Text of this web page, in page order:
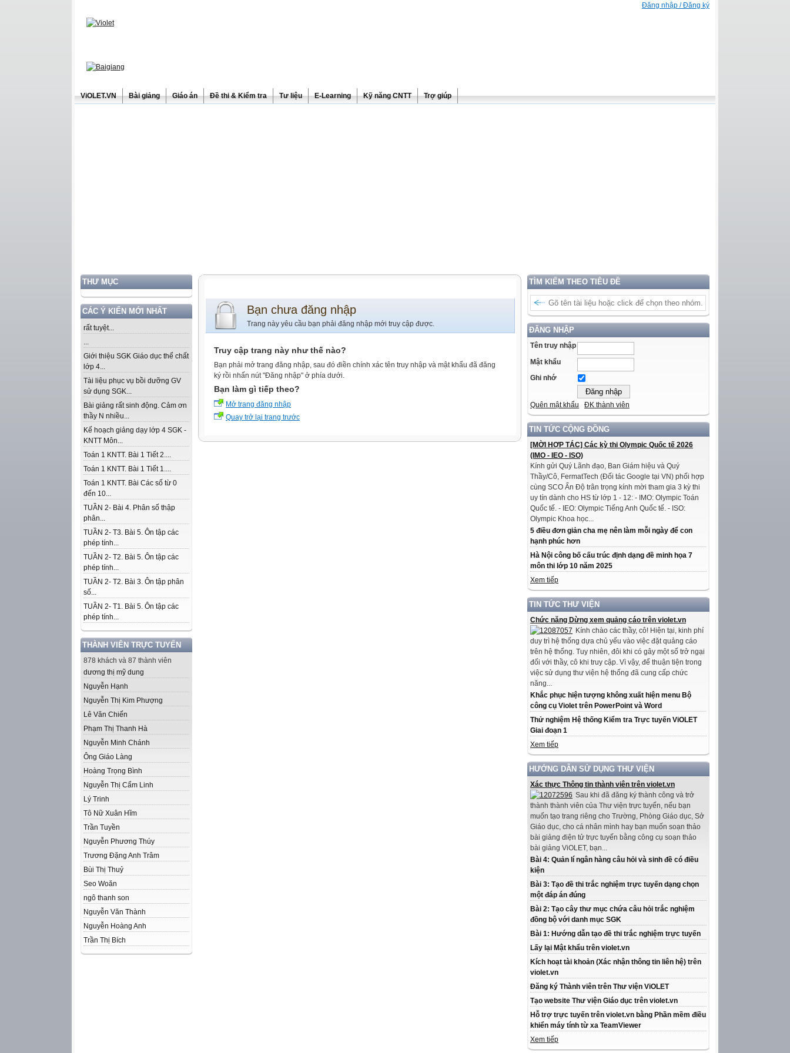
Đăng nhập / Đăng ký
ViOLET.VN Bài giảng Giáo án Đề thi & Kiểm tra Tư liệu E-Learning Kỹ năng CNTT Trợ giúp
THƯ MỤC
CÁC Ý KIẾN MỚI NHẤT
rất tuyệt...
...
Giới thiệu SGK Giáo dục thể chất
lớp 4...
Tài liệu phục vụ bồi dưỡng GV
sử dụng SGK...
Bài giảng rất sinh động. Cảm ơn
thầy N nhiều...
Kế hoạch giảng dạy lớp 4 SGK -
KNTT Môn...
Toán 1 KNTT. Bài 1 Tiết 2....
Toán 1 KNTT. Bài 1 Tiết 1....
Toán 1 KNTT. Bài Các số từ 0
đến 10...
TUẦN 2- Bài 4. Phân số thập
phân...
TUẦN 2- T3. Bài 5. Ôn tập các
phép tính...
TUẦN 2- T2. Bài 5. Ôn tập các
phép tính...
TUẦN 2- T2. Bài 3. Ôn tập phân
số...
TUẦN 2- T1. Bài 5. Ôn tập các
phép tính...
THÀNH VIÊN TRỰC TUYẾN
878 khách và 87 thành viên
dương thị mỹ dung
Nguyễn Hạnh
Nguyễn Thị Kim Phượng
Lê Văn Chiến
Phạm Thị Thanh Hà
Nguyễn Minh Chánh
Ông Giáo Làng
Hoàng Trọng Bình
Nguyễn Thị Cẩm Linh
Lý Trinh
Tô Nữ Xuân Hĩm
Trần Tuyền
Nguyễn Phương Thúy
Trương Đặng Anh Trâm
Bùi Thị Thuỷ
Seo Woăn
ngô thanh son
Nguyễn Văn Thành
Nguyễn Hoàng Anh
Trần Thị Bích
TÌM KIẾM THEO TIÊU ĐỀ
ĐĂNG NHẬP
Tên truy nhập
Mật khẩu
Ghi nhớ
Quên mật khẩu ĐK thành viên
TIN TỨC CỘNG ĐỒNG
[MỜI HỢP TÁC] Các kỳ thi Olympic Quốc tế 2026
(IMO - IEO - ISO)
Kính gửi Quý Lãnh đạo, Ban Giám hiệu và Quý
Thầy/Cô, FermatTech (Đối tác Google tại VN) phối hợp
cùng SCO Ấn Độ trân trọng kính mời tham gia 3 kỳ thi
uy tín dành cho HS từ lớp 1 - 12: - IMO: Olympic Toán
Quốc tế. - IEO: Olympic Tiếng Anh Quốc tế. - ISO:
Olympic Khoa học...
5 điều đơn giản cha mẹ nên làm mỗi ngày để con
hạnh phúc hơn
Hà Nội công bố cấu trúc định dạng đề minh họa 7
môn thi lớp 10 năm 2025
Xem tiếp
TIN TỨC THƯ VIỆN
Chức năng Dừng xem quảng cáo trên violet.vn
Kính chào các thầy, cô! Hiện tại, kinh phí
duy trì hệ thống dựa chủ yếu vào việc đặt quảng cáo
trên hệ thống. Tuy nhiên, đôi khi có gây một số trở ngại
đối với thầy, cô khi truy cập. Vì vậy, để thuận tiện trong
việc sử dụng thư viện hệ thống đã cung cấp chức
năng...
Khắc phục hiện tượng không xuất hiện menu Bộ
công cụ Violet trên PowerPoint và Word
Thử nghiệm Hệ thống Kiểm tra Trực tuyến ViOLET
Giai đoạn 1
Xem tiếp
HƯỚNG DẪN SỬ DỤNG THƯ VIỆN
Xác thực Thông tin thành viên trên violet.vn
Sau khi đã đăng ký thành công và trở
thành thành viên của Thư viện trực tuyến, nếu bạn
muốn tạo trang riêng cho Trường, Phòng Giáo dục, Sở
Giáo dục, cho cá nhân mình hay bạn muốn soạn thảo
bài giảng điện tử trực tuyến bằng công cụ soạn thảo
bài giảng ViOLET, bạn...
Bài 4: Quản lí ngân hàng câu hỏi và sinh đề có điều
kiện
Bài 3: Tạo đề thi trắc nghiệm trực tuyến dạng chọn
một đáp án đúng
Bài 2: Tạo cây thư mục chứa câu hỏi trắc nghiệm
đồng bộ với danh mục SGK
Bài 1: Hướng dẫn tạo đề thi trắc nghiệm trực tuyến
Lấy lại Mật khẩu trên violet.vn
Kích hoạt tài khoản (Xác nhận thông tin liên hệ) trên
violet.vn
Đăng ký Thành viên trên Thư viện ViOLET
Tạo website Thư viện Giáo dục trên violet.vn
Hỗ trợ trực tuyến trên violet.vn bằng Phần mềm điều
khiển máy tính từ xa TeamViewer
Xem tiếp
Bạn chưa đăng nhập
Trang này yêu cầu bạn phải đăng nhập mới truy cập được.
Truy cập trang này như thế nào?
Bạn phải mở trang đăng nhập, sau đó điền chính xác tên truy nhập và mật khẩu đã đăng
ký rồi nhấn nút "Đăng nhập" ở phía dưới.
Bạn làm gì tiếp theo?
Mở trang đăng nhập
Quay trở lại trang trước